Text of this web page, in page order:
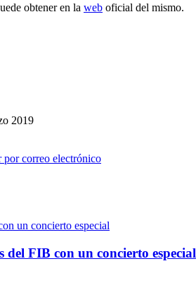
obtener en la web oficial del mismo.
2019
por correo electrónico
un concierto especial
del FIB con un concierto especial